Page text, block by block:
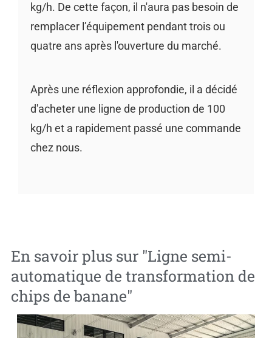
kg/h. De cette façon, il n'aura pas besoin de
remplacer l’équipement pendant trois ou
quatre ans après l'ouverture du marché.
Après une réflexion approfondie, il a décidé
d'acheter une ligne de production de 100
kg/h et a rapidement passé une commande
chez nous.
En savoir plus sur "Ligne semi-
automatique de transformation de
chips de banane"